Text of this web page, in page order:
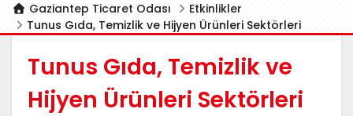
Gaziantep Ticaret Odası
Etkinlikler
Tunus Gıda, Temizlik ve Hijyen Ürünleri Sektörleri
Tunus Gıda, Temizlik ve
Hijyen Ürünleri Sektörleri